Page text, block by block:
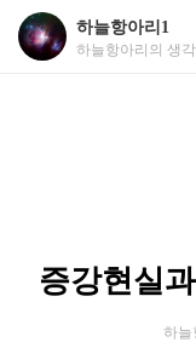
하늘항아리1
하늘항아리의 생각
증강현실
하늘